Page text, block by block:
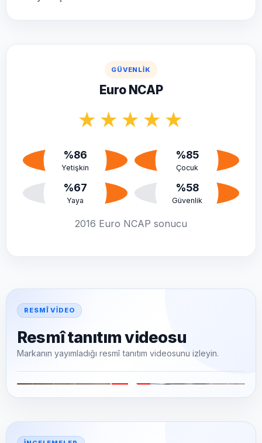
GÜVENLIK
Euro NCAP
★ ★ ★ ★ ★
%86
Yetişkin
%85
Çocuk
%67
Yaya
%58
Güvenlik
2016 Euro NCAP sonucu
RESMÎ VIDEO
Resmî tanıtım videosu
Markanın yayımladığı resmî tanıtım videosunu izleyin.
▶